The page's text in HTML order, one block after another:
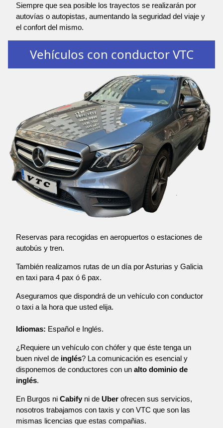
Siempre que sea posible los trayectos se realizarán por
autovías o autopistas, aumentando la seguridad del viaje y
el confort del mismo.
Vehículos con conductor VTC
Reservas para recogidas en aeropuertos o estaciones de
autobús y tren.
También realizamos rutas de un día por Asturias y Galicia
en taxi para 4 pax ó 6 pax.
Aseguramos que dispondrá de un vehículo con conductor
o taxi a la hora que usted elija.
Idiomas: Español e Inglés.
¿Requiere un vehículo con chófer y que éste tenga un
buen nivel de inglés? La comunicación es esencial y
disponemos de conductores con un alto dominio de
inglés.
En Burgos ni Cabify ni de Uber ofrecen sus servicios,
nosotros trabajamos con taxis y con VTC que son las
mismas licencias que estas compañias.